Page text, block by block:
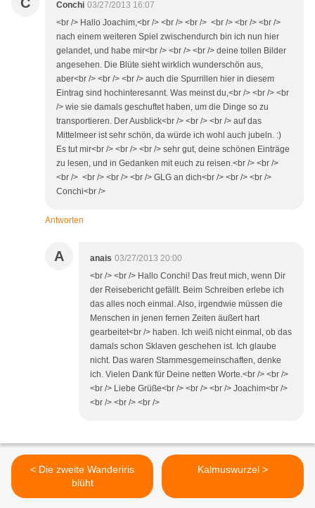
Conchi 03/27/2013 16:07
<br /> Hallo Joachim,<br /> <br /> <br /> <br /> <br /> <br />
nach einem weiteren Spiel zwischendurch bin ich nun hier
gelandet, und habe mir<br /> <br /> <br /> deine tollen Bilder
angesehen. Die Blüte sieht wirklich wunderschön aus,
aber<br /> <br /> <br /> auch die Spurrillen hier in diesem
Eintrag sind hochinteresannt. Was meinst du,<br /> <br /> <br
/> wie sie damals geschuftet haben, um die Dinge so zu
transportieren. Der Ausblick<br /> <br /> <br /> auf das
Mittelmeer ist sehr schön, da würde ich wohl auch jubeln. :)
Es tut mir<br /> <br /> <br /> sehr gut, deine schönen Einträge
zu lesen, und in Gedanken mit euch zu reisen.<br /> <br />
<br /> <br /> <br /> <br /> GLG an dich<br /> <br /> <br />
Conchi<br />
Antworten
A anais 03/27/2013 20:00
<br /> <br /> Hallo Conchi! Das freut mich, wenn Dir
der Reisebericht gefällt. Beim Schreiben erlebe ich
das alles noch einmal. Also, irgendwie müssen die
Menschen in jenen fernen Zeiten äußert hart
gearbeitet<br /> haben. Ich weiß nicht einmal, ob das
damals schon Sklaven geschehen ist. Ich glaube
nicht. Das waren Stammesgemeinschaften, denke
ich. Vielen Dank für Deine netten Worte.<br /> <br />
<br /> Liebe Grüße<br /> <br /> <br /> Joachim<br />
<br /> <br /> <br />
< Die zweite Wanderiris
blüht
Kalmuswurzel >